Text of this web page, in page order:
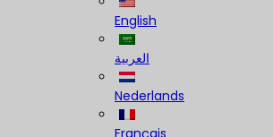
English
العربية
Nederlands
Français